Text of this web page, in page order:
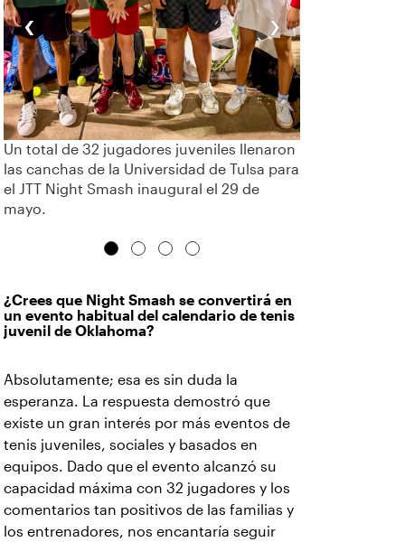
‹
Un total de 32 jugadores juveniles llenaron
las canchas de la Universidad de Tulsa para
el JTT Night Smash inaugural el 29 de
mayo.
›
¿Crees que Night Smash se convertirá en
un evento habitual del calendario de tenis
juvenil de Oklahoma?
Absolutamente; esa es sin duda la
esperanza. La respuesta demostró que
existe un gran interés por más eventos de
tenis juveniles, sociales y basados en
equipos. Dado que el evento alcanzó su
capacidad máxima con 32 jugadores y los
comentarios tan positivos de las familias y
los entrenadores, nos encantaría seguir